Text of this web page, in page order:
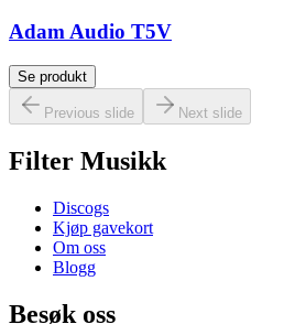
Adam Audio T5V
Se produkt
Previous slide Next slide
Filter Musikk
Discogs
Kjøp gavekort
Om oss
Blogg
Besøk oss